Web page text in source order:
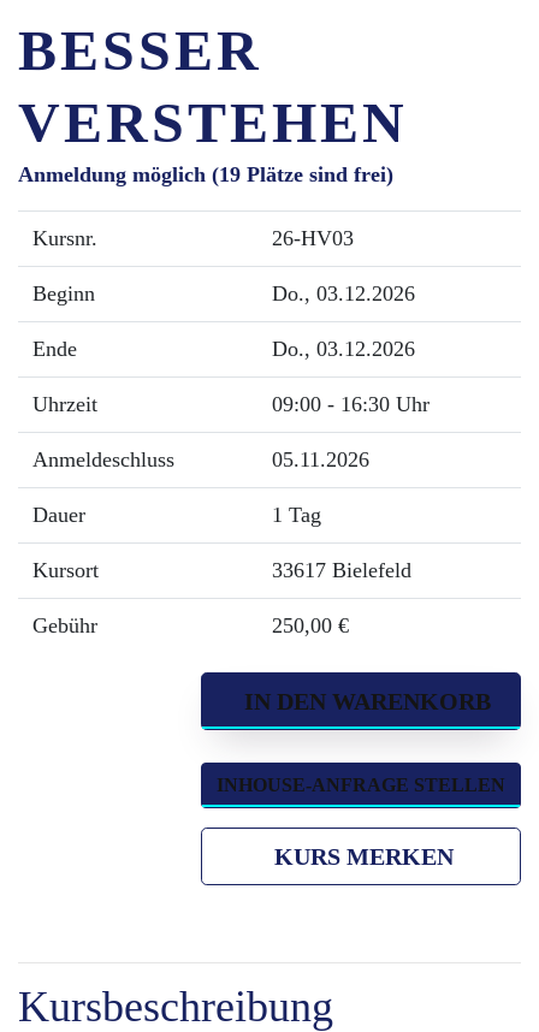
BESSER
VERSTEHEN
Anmeldung möglich (19 Plätze sind frei)
Kursnr. 26-HV03
Beginn Do., 03.12.2026
Ende Do., 03.12.2026
Uhrzeit 09:00 - 16:30 Uhr
Anmeldeschluss 05.11.2026
Dauer 1 Tag
Kursort 33617 Bielefeld
Gebühr 250,00 €
IN DEN WARENKORB
INHOUSE-ANFRAGE STELLEN
KURS MERKEN
Kursbeschreibung